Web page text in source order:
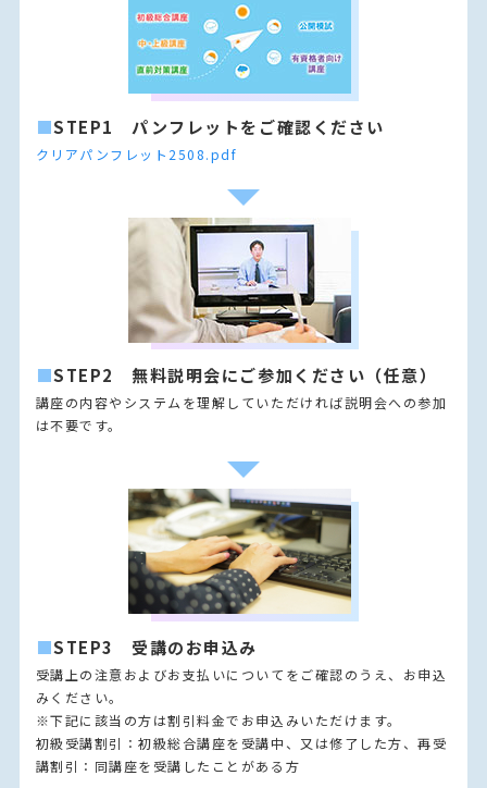
■STEP1 パンフレットをご確認ください
クリアパンフレット2508.pdf
■STEP2 無料説明会にご参加ください（任意）
講座の内容やシステムを理解していただければ説明会への参加
は不要です。
■STEP3 受講のお申込み
受講上の注意およびお支払いについてをご確認のうえ、お申込
みください。
※下記に該当の方は割引料金でお申込みいただけます。
初級受講割引：初級総合講座を受講中、又は修了した方、再受
講割引：同講座を受講したことがある方